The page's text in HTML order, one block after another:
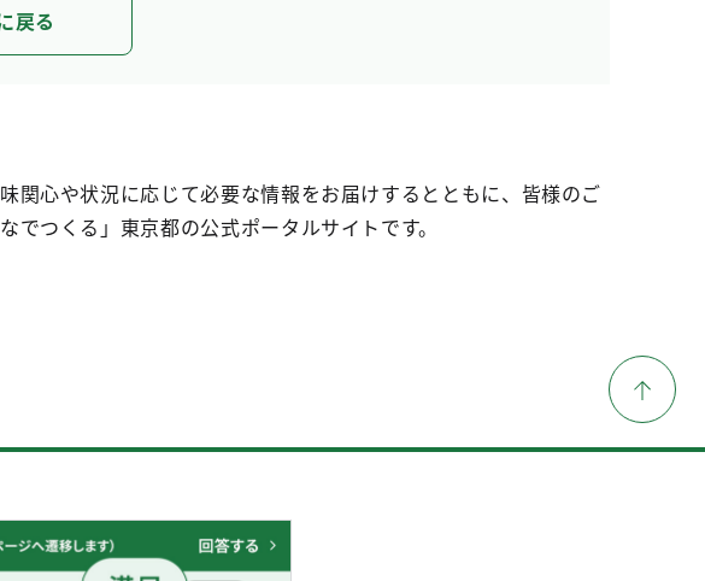
戻る
関心や状況に応じて必要な情報をお届けするとともに、皆様のご
でつくる」東京都の公式ポータルサイトです。